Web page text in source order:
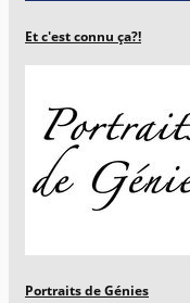
Et c'est connu ça?!
Portraits de Génies